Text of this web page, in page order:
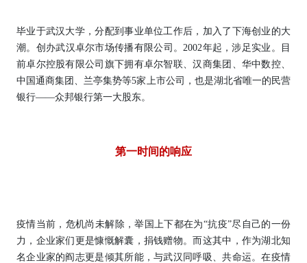
毕业于武汉大学，分配到事业单位工作后，加入了下海创业的大
潮。创办武汉卓尔市场传播有限公司。2002年起，涉足实业。目
前卓尔控股有限公司旗下拥有卓尔智联、汉商集团、华中数控、
中国通商集团、兰亭集势等5家上市公司，也是湖北省唯一的民营
银行——众邦银行第一大股东。
第一时间的响应
疫情当前，危机尚未解除，举国上下都在为“抗疫”尽自己的一份
力，企业家们更是慷慨解囊，捐钱赠物。而这其中，作为湖北知
名企业家的阎志更是倾其所能，与武汉同呼吸、共命运。在疫情